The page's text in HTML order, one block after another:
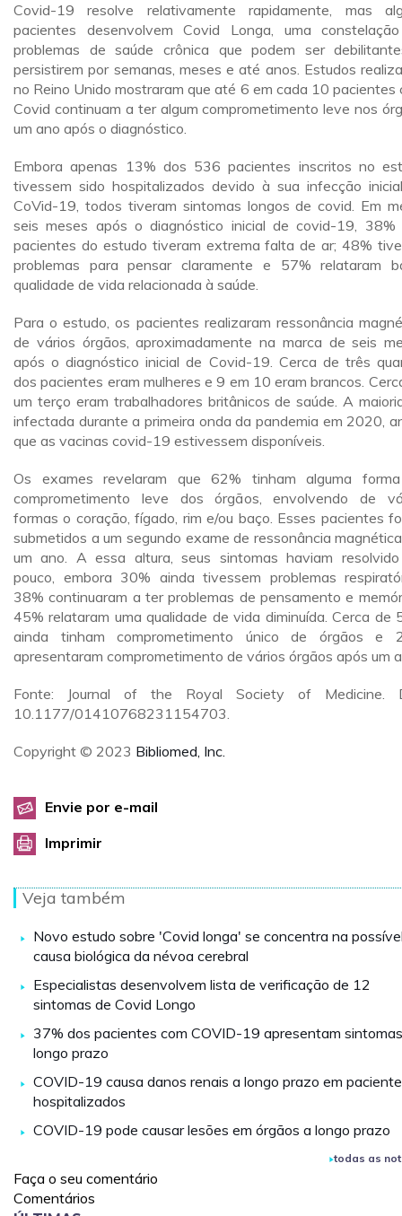
Covid-19 resolve relativamente rapidamente, mas
pacientes desenvolvem Covid Longa, uma
problemas de saúde crônica que podem ser
persistirem por semanas, meses e até anos. Estudos
no Reino Unido mostraram que até 6 em cada 10 pacientes
Covid continuam a ter algum comprometimento leve nos
um ano após o diagnóstico.
Embora apenas 13% dos 536 pacientes inscritos no
tivessem sido hospitalizados devido à sua infecção
CoVid-19, todos tiveram sintomas longos de covid. Em
seis meses após o diagnóstico inicial de covid-19, 38%
pacientes do estudo tiveram extrema falta de ar; 48%
problemas para pensar claramente e 57% relataram
qualidade de vida relacionada à saúde.
Para o estudo, os pacientes realizaram ressonância
de vários órgãos, aproximadamente na marca de seis
após o diagnóstico inicial de Covid-19. Cerca de três
dos pacientes eram mulheres e 9 em 10 eram brancos.
um terço eram trabalhadores britânicos de saúde. A
infectada durante a primeira onda da pandemia em 2020,
que as vacinas covid-19 estivessem disponíveis.
Os exames revelaram que 62% tinham alguma
comprometimento leve dos órgãos, envolvendo de
formas o coração, fígado, rim e/ou baço. Esses pacientes
submetidos a um segundo exame de ressonância
um ano. A essa altura, seus sintomas haviam
pouco, embora 30% ainda tivessem problemas
38% continuaram a ter problemas de pensamento e
45% relataram uma qualidade de vida diminuída. Cerca de
ainda tinham comprometimento único de órgãos e
apresentaram comprometimento de vários órgãos após um
Fonte: Journal of the Royal Society of Medicine.
10.1177/01410768231154703.
Copyright © 2023 Bibliomed, Inc.
Envie por e-mail
Imprimir
Veja também
Novo estudo sobre 'Covid longa' se concentra na
causa biológica da névoa cerebral
Especialistas desenvolvem lista de verificação de 12
sintomas de Covid Longo
37% dos pacientes com COVID-19 apresentam
longo prazo
COVID-19 causa danos renais a longo prazo em
hospitalizados
COVID-19 pode causar lesões em órgãos a longo prazo
todas as
Faça o seu comentário
Comentários